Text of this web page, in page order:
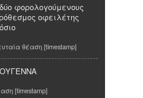
φορολογούμενους
οφειλέτης
θέαση [timestamp]
[timestamp]